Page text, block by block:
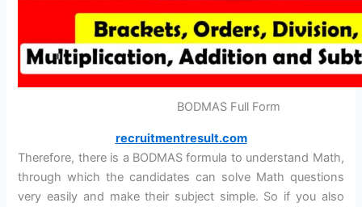
BODMAS Full Form
recruitmentresult.com
Therefore, there is a BODMAS formula to understand Math,
through which the candidates can solve Math questions
very easily and make their subject simple. So if you also